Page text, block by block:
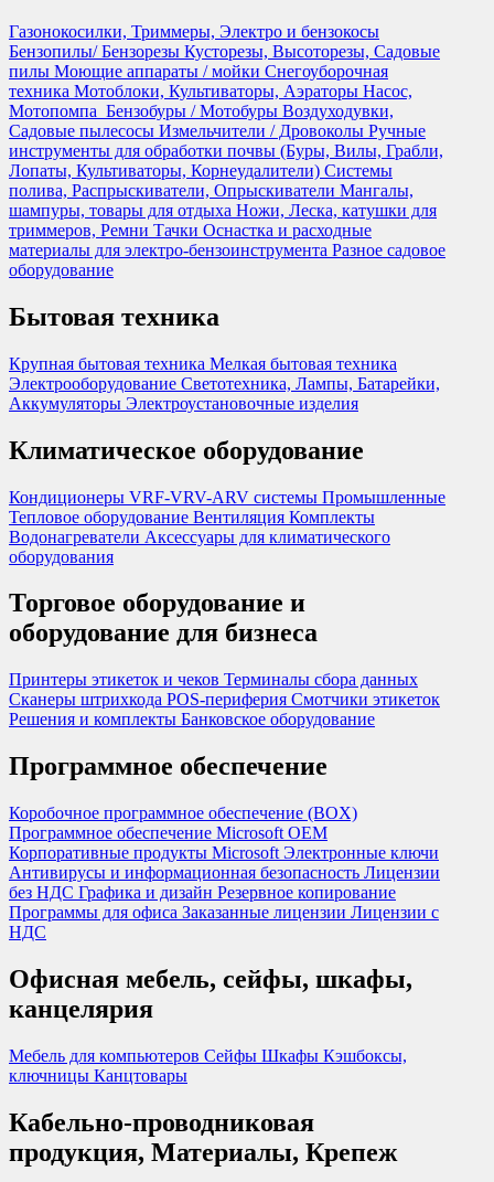
Газонокосилки, Триммеры, Электро и бензокосы
Бензопилы/ Бензорезы Кусторезы, Высоторезы, Садовые
пилы Моющие аппараты / мойки Снегоуборочная
техника Мотоблоки, Культиваторы, Аэраторы Насос,
Мотопомпа Бензобуры / Мотобуры Воздуходувки,
Садовые пылесосы Измельчители / Дровоколы Ручные
инструменты для обработки почвы (Буры, Вилы, Грабли,
Лопаты, Культиваторы, Корнеудалители) Системы
полива, Распрыскиватели, Опрыскиватели Мангалы,
шампуры, товары для отдыха Ножи, Леска, катушки для
триммеров, Ремни Тачки Оснастка и расходные
материалы для электро-бензоинструмента Разное садовое
оборудование
Бытовая техника
Крупная бытовая техника Мелкая бытовая техника
Электрооборудование Светотехника, Лампы, Батарейки,
Аккумуляторы Электроустановочные изделия
Климатическое оборудование
Кондиционеры VRF-VRV-ARV системы Промышленные
Тепловое оборудование Вентиляция Комплекты
Водонагреватели Аксессуары для климатического
оборудования
Торговое оборудование и
оборудование для бизнеса
Принтеры этикеток и чеков Терминалы сбора данных
Сканеры штрихкода POS-периферия Смотчики этикеток
Решения и комплекты Банковское оборудование
Программное обеспечение
Коробочное программное обеспечение (BOX)
Программное обеспечение Microsoft OEM
Корпоративные продукты Microsoft Электронные ключи
Антивирусы и информационная безопасность Лицензии
без НДС Графика и дизайн Резервное копирование
Программы для офиса Заказанные лицензии Лицензии с
НДС
Офисная мебель, сейфы, шкафы,
канцелярия
Мебель для компьютеров Сейфы Шкафы Кэшбоксы,
ключницы Канцтовары
Кабельно-проводниковая
продукция, Материалы, Крепеж